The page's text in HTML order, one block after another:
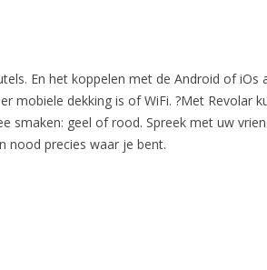
En het koppelen met de Android of iOs
mobiele dekking is of WiFi. ?Met Revolar
smaken: geel of rood. Spreek met uw
nood precies waar je bent.